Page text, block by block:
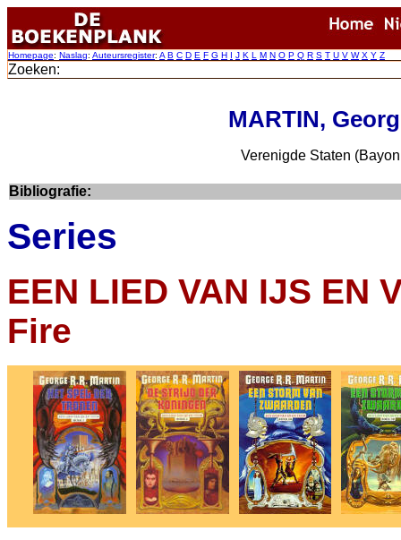
Homepage: Naslag: Auteursregister: A B C D E F G H I J K L M N O P Q R S T U V W X Y Z
Zoeken:
MARTIN,
Verenigde Staten
Bibliografie:
Series
EEN LIED VAN IJS EN
Fire